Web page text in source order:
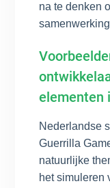
na te denken
elementen
Nederlandse
Guerrilla
natuurlijke
het simuleren